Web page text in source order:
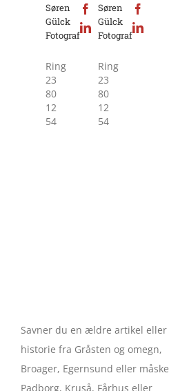
Søren
Gülck
Fotograf
Ring
23
80
12
54
Søren
Gülck
Fotograf
Ring
23
80
12
54
Savner du en ældre artikel eller
historie fra Gråsten og omegn,
Broager, Egernsund eller måske
Padborg, Kruså, Fårhus eller